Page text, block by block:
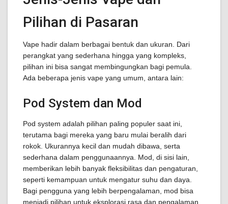
Pilihan di Pasaran
Vape hadir dalam berbagai bentuk dan ukuran. Dari
perangkat yang sederhana hingga yang kompleks,
pilihan ini bisa sangat membingungkan bagi pemula.
Ada beberapa jenis vape yang umum, antara lain:
Pod System dan Mod
Pod system adalah pilihan paling populer saat ini,
terutama bagi mereka yang baru mulai beralih dari
rokok. Ukurannya kecil dan mudah dibawa, serta
sederhana dalam penggunaannya. Mod, di sisi lain,
memberikan lebih banyak fleksibilitas dan pengaturan,
seperti kemampuan untuk mengatur suhu dan daya.
Bagi pengguna yang lebih berpengalaman, mod bisa
menjadi pilihan untuk eksplorasi rasa dan pengalaman